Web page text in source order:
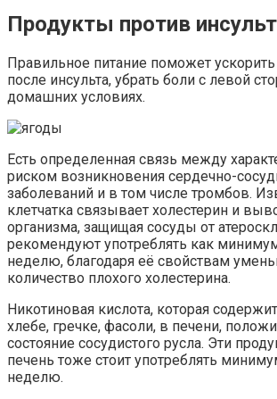
Продукты против
Правильное питание поможет
после инсульта, убрать боли с левой
домашних условиях.
Есть определенная связь между
риском возникновения сердечно-
заболеваний и в том числе тромбов.
клетчатка связывает холестерин и
организма, защищая сосуды от
рекомендуют употреблять как
неделю, благодаря её свойствам
количество плохого холестерина.
Никотиновая кислота, которая
хлебе, гречке, фасоли, в печени,
состояние сосудистого русла. Эти
печень тоже стоит употреблять
неделю.